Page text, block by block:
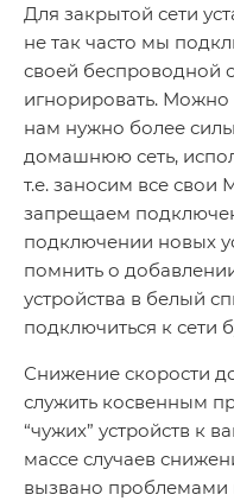
Для закрытой сети
не так часто мы
своей беспроводной
игнорировать. Можно
нам нужно более
домашнюю сеть,
т.е. заносим все
запрещаем
подключении новых
помнить о
устройства в белый
подключиться к сети
Снижение скорости
служить косвенным
“чужих” устройств к
массе случаев
вызвано проблемами